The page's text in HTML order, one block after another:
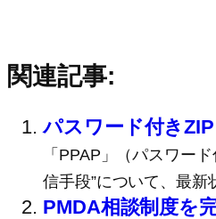
関連記事:
パスワード付き
「PPAP」（パスワー
信手段”について、最
PMDA相談制度を